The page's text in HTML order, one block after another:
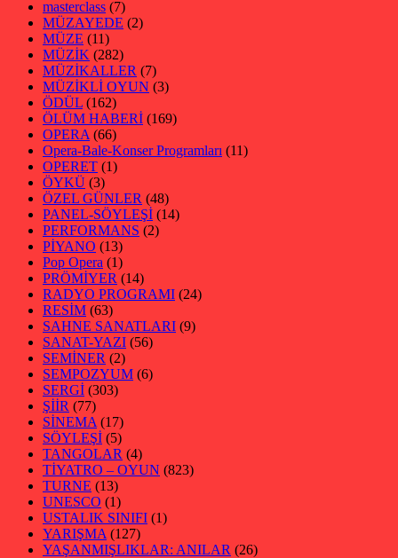
masterclass (7)
MÜZAYEDE (2)
MÜZE (11)
MÜZİK (282)
MÜZİKALLER (7)
MÜZİKLİ OYUN (3)
ÖDÜL (162)
ÖLÜM HABERİ (169)
OPERA (66)
Opera-Bale-Konser Programları (11)
OPERET (1)
ÖYKÜ (3)
ÖZEL GÜNLER (48)
PANEL-SÖYLEŞİ (14)
PERFORMANS (2)
PİYANO (13)
Pop Opera (1)
PRÖMİYER (14)
RADYO PROGRAMI (24)
RESİM (63)
SAHNE SANATLARI (9)
SANAT-YAZI (56)
SEMİNER (2)
SEMPOZYUM (6)
SERGİ (303)
ŞİİR (77)
SİNEMA (17)
SÖYLEŞİ (5)
TANGOLAR (4)
TİYATRO – OYUN (823)
TURNE (13)
UNESCO (1)
USTALIK SINIFI (1)
YARIŞMA (127)
YAŞANMIŞLIKLAR: ANILAR (26)